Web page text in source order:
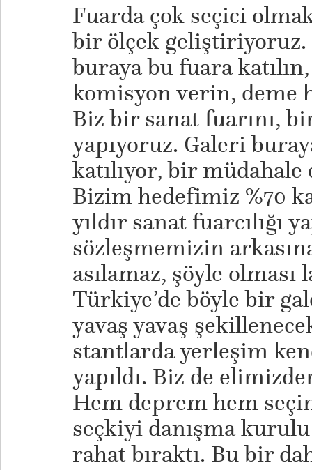
Fuarda çok seçici
bir ölçek geliştiriyoruz.
buraya bu fuara
komisyon verin, deme
Biz bir sanat fuarını,
yapıyoruz. Galeri
katılıyor, bir müdahale
Bizim hedefimiz %70
yıldır sanat fuarcılığı
sözleşmemizin
asılamaz, şöyle
Türkiye’de böyle bir
yavaş yavaş
stantlarda yerleşim
yapıldı. Biz de
Hem deprem hem
seçkiyi danışma
rahat bıraktı. Bu bir